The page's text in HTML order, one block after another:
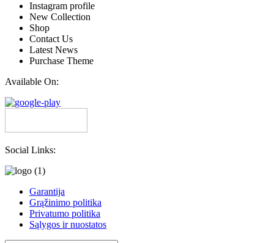
Instagram profile
New Collection
Shop
Contact Us
Latest News
Purchase Theme
Available On:
Social Links:
Garantija
Grąžinimo politika
Privatumo politika
Sąlygos ir nuostatos